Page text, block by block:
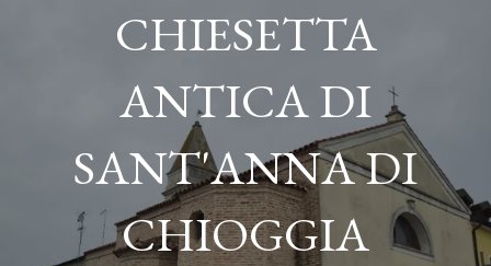
CHIESETTA
ANTICA DI
SANT'ANNA DI
CHIOGGIA
ANTICA DI
SANT'ANNA DI
CHIOGGIA
SANT'ANNA, VENEZIA